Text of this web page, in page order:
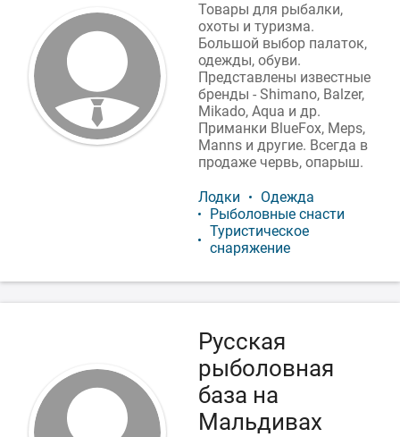
Товары для рыбалки,
охоты и туризма.
Большой выбор палаток,
одежды, обуви.
Представлены известные
бренды - Shimano, Balzer,
Mikado, Aqua и др.
Приманки BlueFox, Meps,
Manns и другие. Всегда в
продаже червь, опарыш.
Лодки
Одежда
Рыболовные снасти
Туристическое
снаряжение
Русская
рыболовная
база на
Мальдивах